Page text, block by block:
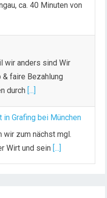
ca. 40 Minuten von
wir anders sind Wir
& faire Bezahlung
durch [...]
Grafing bei München
wir zum nächst mgl.
Wirt und sein [...]